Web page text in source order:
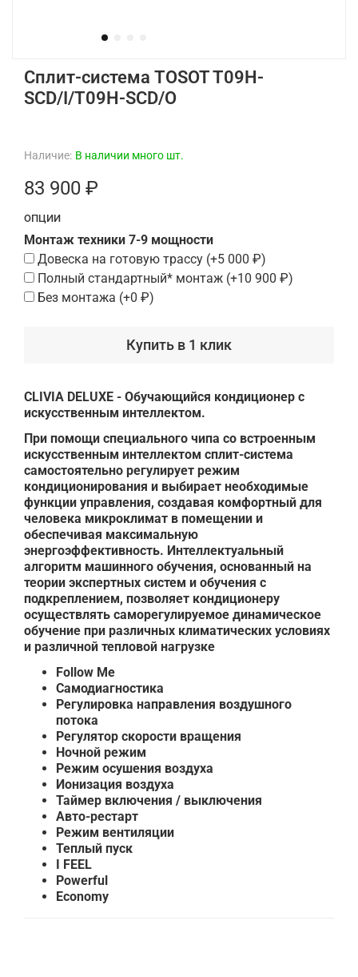
Наличие: В наличии много шт.
Сплит-система TOSOT T09H-
SCD/I/T09H-SCD/O
83 900 ₽
Купить в 1 клик
ОПЦИИ
Монтаж техники 7-9 мощности
Довеска на готовую трассу (+5 000 ₽)
Полный стандартный* монтаж (+10 900 ₽)
Без монтажа (+0 ₽)
CLIVIA DELUXE - Обучающийся кондиционер с
искусственным интеллектом.
При помощи специального чипа со встроенным
искусственным интеллектом сплит-система
самостоятельно регулирует режим
кондиционирования и выбирает необходимые
функции управления, создавая комфортный для
человека микроклимат в помещении и
обеспечивая максимальную
энергоэффективность. Интеллектуальный
алгоритм машинного обучения, основанный на
теории экспертных систем и обучения с
подкреплением, позволяет кондиционеру
осуществлять саморегулируемое динамическое
обучение при различных климатических условиях
и различной тепловой нагрузке
Follow Me
Самодиагностика
Регулировка направления воздушного
потока
Регулятор скорости вращения
Ночной режим
Режим осушения воздуха
Ионизация воздуха
Таймер включения / выключения
Авто-рестарт
Режим вентиляции
Теплый пуск
I FEEL
Powerful
Economy